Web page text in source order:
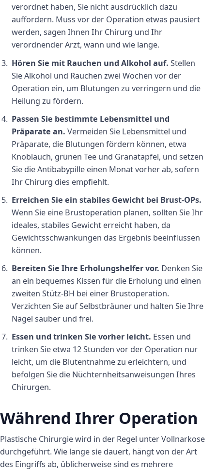
verordnet haben, Sie nicht ausdrücklich dazu
auffordern. Muss vor der Operation etwas pausiert
werden, sagen Ihnen Ihr Chirurg und Ihr
verordnender Arzt, wann und wie lange.
Hören Sie mit Rauchen und Alkohol auf. Stellen
Sie Alkohol und Rauchen zwei Wochen vor der
Operation ein, um Blutungen zu verringern und die
Heilung zu fördern.
Passen Sie bestimmte Lebensmittel und
Präparate an. Vermeiden Sie Lebensmittel und
Präparate, die Blutungen fördern können, etwa
Knoblauch, grünen Tee und Granatapfel, und setzen
Sie die Antibabypille einen Monat vorher ab, sofern
Ihr Chirurg dies empfiehlt.
Erreichen Sie ein stabiles Gewicht bei Brust-OPs.
Wenn Sie eine Brustoperation planen, sollten Sie Ihr
ideales, stabiles Gewicht erreicht haben, da
Gewichtsschwankungen das Ergebnis beeinflussen
können.
Bereiten Sie Ihre Erholungshelfer vor. Denken Sie
an ein bequemes Kissen für die Erholung und einen
zweiten Stütz-BH bei einer Brustoperation.
Verzichten Sie auf Selbstbräuner und halten Sie Ihre
Nägel sauber und frei.
Essen und trinken Sie vorher leicht. Essen und
trinken Sie etwa 12 Stunden vor der Operation nur
leicht, um die Blutentnahme zu erleichtern, und
befolgen Sie die Nüchternheitsanweisungen Ihres
Chirurgen.
Während Ihrer Operation
Plastische Chirurgie wird in der Regel unter Vollnarkose
durchgeführt. Wie lange sie dauert, hängt von der Art
des Eingriffs ab, üblicherweise sind es mehrere